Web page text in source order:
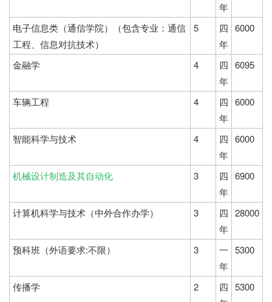
年
电子信息类（通信学院）（包含专业：通信
工程、信息对抗技术）
5
四
年
6000
金融学 4
四
年
6095
车辆工程 4
四
年
6000
智能科学与技术 4
四
年
6000
机械设计制造及其自动化 3
四
年
6900
计算机科学与技术（中外合作办学） 3
四
年
28000
预科班（外语要求:不限） 3
一
年
5300
传播学 2
四 5300